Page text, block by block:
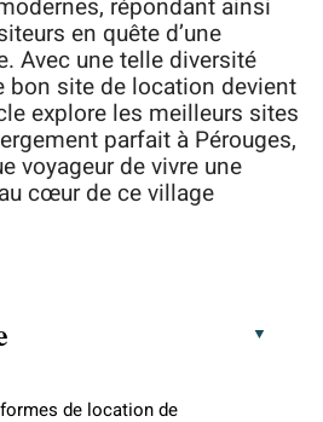
répondant ainsi
en quête d’une
Avec une telle diversité
bon site de location devient
explore les meilleurs sites
parfait à Pérouges,
voyageur de vivre une
cœur de ce village
de location de